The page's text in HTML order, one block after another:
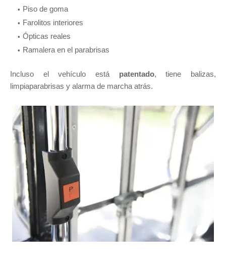
Piso de goma
Farolitos interiores
Ópticas reales
Ramalera en el parabrisas
Incluso el vehículo está patentado, tiene balizas,
limpiaparabrisas y alarma de marcha atrás.